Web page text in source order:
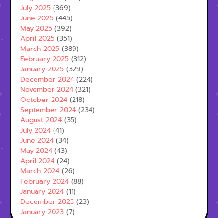
July 2025 (369)
June 2025 (445)
May 2025 (392)
April 2025 (351)
March 2025 (389)
February 2025 (312)
January 2025 (329)
December 2024 (224)
November 2024 (321)
October 2024 (218)
September 2024 (234)
August 2024 (35)
July 2024 (41)
June 2024 (34)
May 2024 (43)
April 2024 (24)
March 2024 (26)
February 2024 (88)
January 2024 (11)
December 2023 (23)
January 2023 (7)